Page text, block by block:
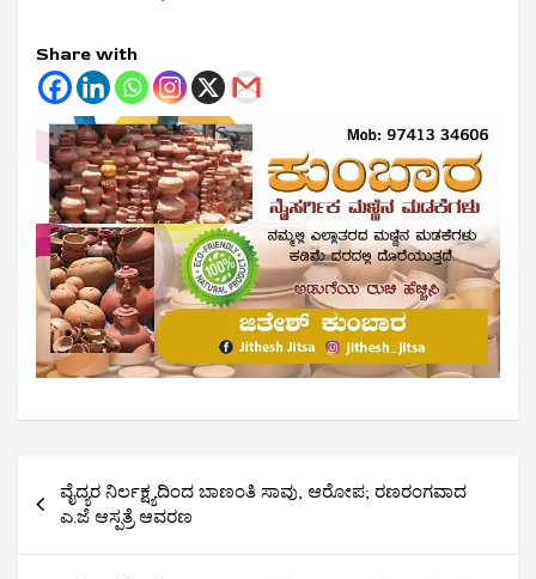
Share with
Post
navigation
ವೈದ್ಯರ ‌ನಿರ್ಲಕ್ಷ್ಯದಿಂದ ಬಾಣಂತಿ ಸಾವು, ಆರೋಪ; ರಣರಂಗವಾದ
ಎ.ಜೆ ಆಸ್ಪತ್ರೆ ಆವರಣ